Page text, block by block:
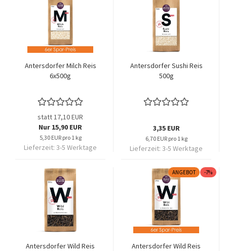
Antersdorfer Milch Reis
6x500g
statt 17,10 EUR
Nur 15,90 EUR
5,30 EUR pro 1 kg
Lieferzeit: 3-5 Werktage
Antersdorfer Sushi Reis
500g
3,35 EUR
6,70 EUR pro 1 kg
Lieferzeit: 3-5 Werktage
Antersdorfer Wild Reis
ANGEBOT -7%
Antersdorfer Wild Reis